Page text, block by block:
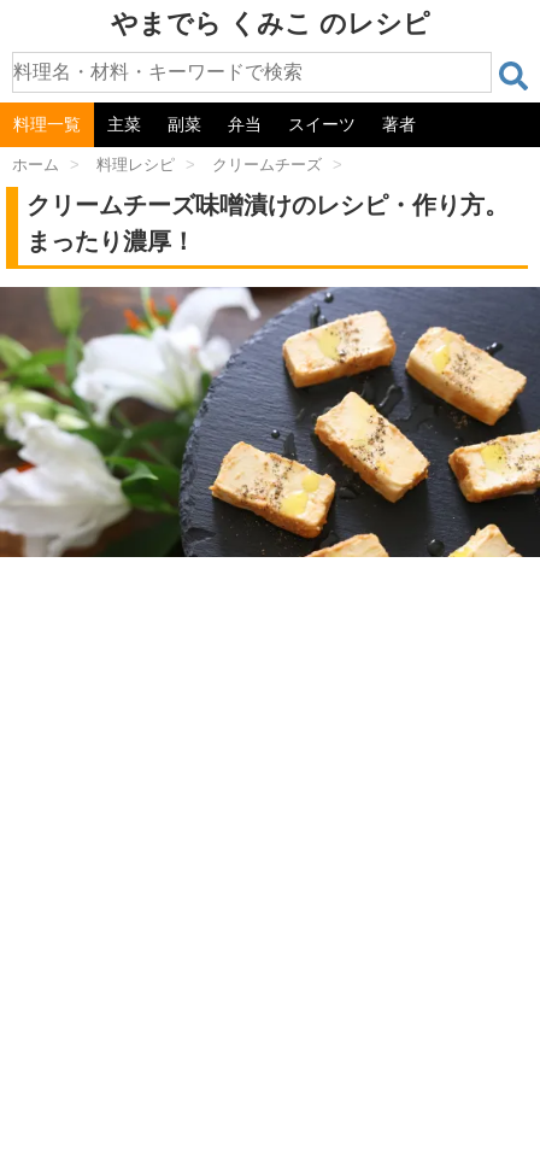
やまでら くみこ のレシピ
料理一覧 主菜 副菜 弁当 スイーツ 著者
ホーム > 料理レシピ > クリームチーズ >
クリームチーズ味噌漬けのレシピ・作り方。
まったり濃厚！